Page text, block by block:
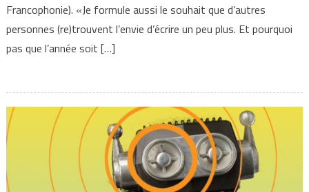
Francophonie). «Je formule aussi le souhait que d’autres
personnes (re)trouvent l’envie d’écrire un peu plus. Et pourquoi
pas que l’année soit […]